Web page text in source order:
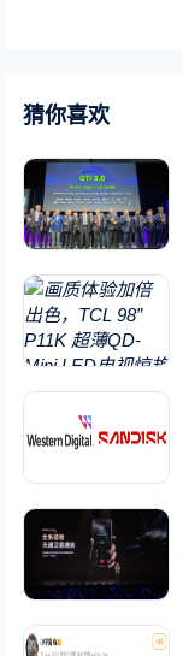
猜你喜欢